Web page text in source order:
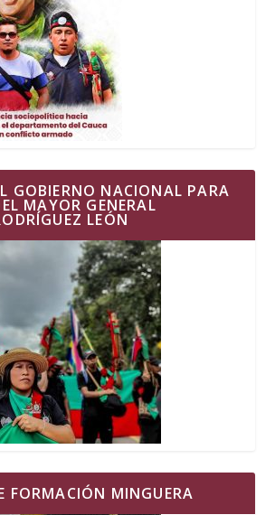
GOBIERNO NACIONAL PARA
MAYOR GENERAL
LEÓN
FORMACIÓN MINGUERA